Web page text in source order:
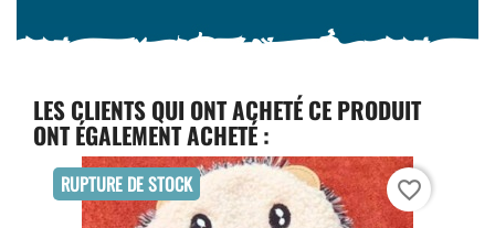
LES CLIENTS QUI ONT ACHETÉ CE PRODUIT
ONT ÉGALEMENT ACHETÉ :
RUPTURE DE STOCK favorite_border